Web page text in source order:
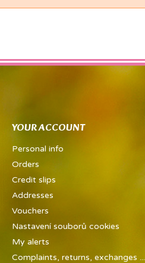
YOUR ACCOUNT
Personal info
Orders
Credit slips
Addresses
Vouchers
Nastavení souborů cookies
My alerts
Complaints, returns, exchanges ...